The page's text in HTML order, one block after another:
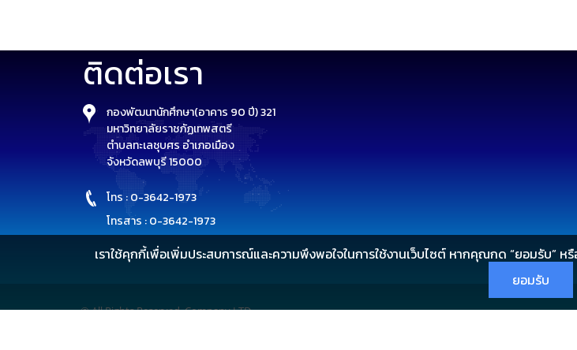
ติดต่อเรา
กองพัฒนานักศึกษา(อาคาร 90 ปี) 321
มหาวิทยาลัยราชภัฏเทพสตรี
ตำบลทะเลชุบศร อำเภอเมือง
จังหวัดลพบุรี 15000
โทร : 0-3642-1973
โทรสาร : 0-3642-1973
© All Rights Reserved, Company LTD
เราใช้คุกกี้เพื่อเพิ่มประสบการณ์และความพึงพอใจในการใช้งานเว็บไซต์ หากคุณกด “ยอมรับ”
ยอมรับ